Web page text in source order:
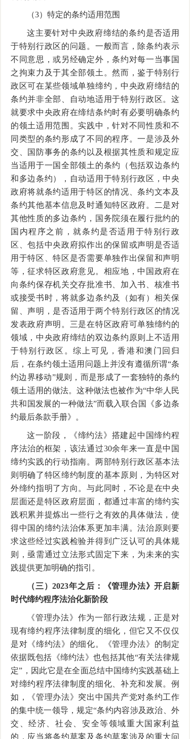
（3）特定的条约适用范围
这主要针对中央政府缔结的条约是否适用
于特别行政区的问题。一般而言，除条约表示
不同意思，或另经确定外，条约对每一当事国
之拘束力及于其全部领土。然而，鉴于特别行
政区可在某些领域单独缔约，中央政府缔结的
条约并非全部、自动地适用于特别行政区。这
就要求中央政府在缔结条约时有必要明确条约
的领土适用范围。实践中，针对不同性质和不
同类型的条约形成了不同的程序。一是涉及外
交、国防事务的条约以及根据其性质和规定应
当适用于一国全部领土的条约（包括双边条约
和多边条约），自动适用于特别行政区，中央
政府将就条约适用于特区的情况、条约文本及
条约其他基本信息及时通知特区政府。二是对
其他性质的多边条约，国务院须在履行批约的
国内程序之前，就条约是否适用于特别行政
区、包括中央政府拟作出的保留或声明是否适
用于特区、特区是否需要单独作出保留和声明
等，征求特区政府意见。相应地，中国政府在
向条约保存机关交存批准书、加入书、核准书
或接受书时，将就多边条约及（如有）相关保
留、声明，是否适用于两个特别行政区的情况
发表政府声明。三是在特区政府可单独缔约的
领域，中央政府缔结的双边条约原则上不适用
于特别行政区。综上可见，香港和澳门回归
后，在条约领土适用问题上并没有遵循所谓“条
约边界移动”规则，而是形成了一套独特的条约
领土适用的做法。这种做法也被作为“中华人民
共和国发展的一种做法”而载入联合国《多边条
约最后条款手册》。
这一阶段，《缔约法》搭建起中国缔约程
序法治的框架，该法通过30余年来一直是中国
缔约实践的行动指南。两部特别行政区基本法
则明确了特区缔约制度的基本原则，为特区对
外缔约指明了方向。与此同时，不论是在中央
层面还是特区政府层面，都通过丰富的缔约实
践积累并提炼出一些行之有效的具体做法，使
得中国的缔约法治体系更加丰满。法治原则要
求这些经过实践检验并得到广泛认可的具体规
则，亟需通过立法形式固定下来，为未来的实
践提供更加明确的指引。
（三）2023年之后：《管理办法》开启新
时代缔约程序法治化新阶段
《管理办法》作为一部行政法规，正是对
现有缔约程序法律制度的细化，但它又不仅仅
是对《缔约法》的细化。《管理办法》的制定
依据既包括《缔约法》也包括其他“有关法律规
定”，因此它是在全面总结中国缔约实践基础上
对缔约程序法律制度的细化、补充和发展。例
如，《管理办法》突出中国共产党对条约工作
的集中统一领导，规定“条约内容涉及政治、外
交、经济、社会、安全等领域重大国家利益
的，应当将条约草案及条约草案涉及的重大问